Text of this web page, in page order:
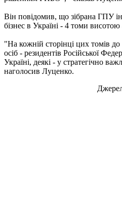
Він повідомив, що зібрана ГПУ
бізнес в Україні - 4 томи
"На кожній сторінці цих томів
осіб - резидентів Російської
Україні, деякі - у стратегічно
наголосив Луценко.